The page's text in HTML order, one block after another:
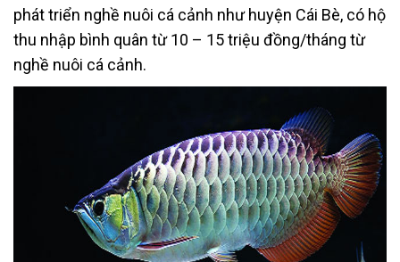
phát triển nghề nuôi cá cảnh như huyện Cái Bè, có hộ
thu nhập bình quân từ 10 – 15 triệu đồng/tháng từ
nghề nuôi cá cảnh.